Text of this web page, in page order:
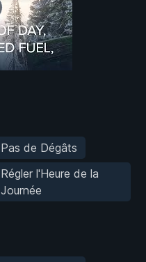
Pas de Dégâts
Régler l'Heure de la
Journée